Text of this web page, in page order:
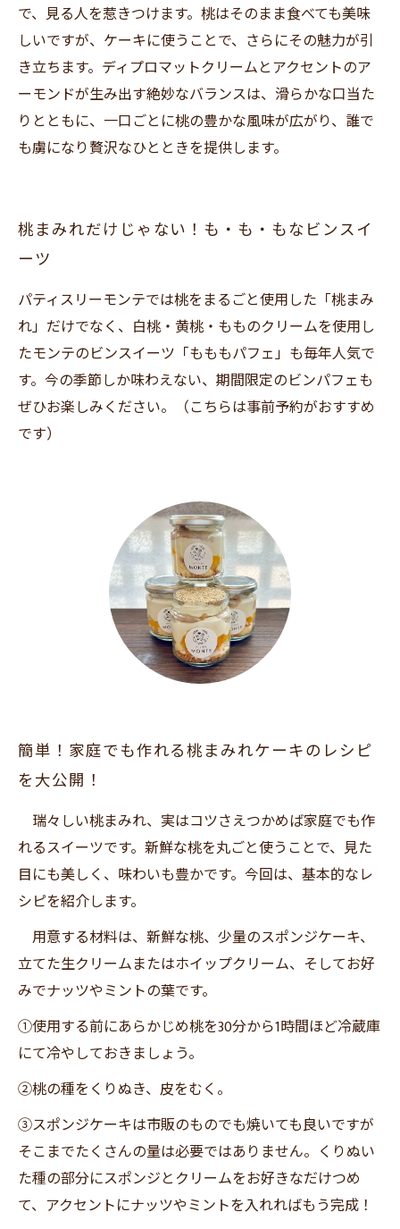
で、見る人を惹きつけます。桃はそのまま食べても美味
しいですが、ケーキに使うことで、さらにその魅力が引
き立ちます。ディプロマットクリームとアクセントのア
ーモンドが生み出す絶妙なバランスは、滑らかな口当た
りとともに、一口ごとに桃の豊かな風味が広がり、誰で
も虜になり贅沢なひとときを提供します。
桃まみれだけじゃない！も・も・もなビンスイ
ーツ
パティスリーモンテでは桃をまるごと使用した「桃まみ
れ」だけでなく、白桃・黄桃・もものクリームを使用し
たモンテのビンスイーツ「もももパフェ」も毎年人気で
す。今の季節しか味わえない、期間限定のビンパフェも
ぜひお楽しみください。（こちらは事前予約がおすすめ
です）
簡単！家庭でも作れる桃まみれケーキのレシピ
を大公開！
瑞々しい桃まみれ、実はコツさえつかめば家庭でも作
れるスイーツです。新鮮な桃を丸ごと使うことで、見た
目にも美しく、味わいも豊かです。今回は、基本的なレ
シピを紹介します。
用意する材料は、新鮮な桃、少量のスポンジケーキ、
立てた生クリームまたはホイップクリーム、そしてお好
みでナッツやミントの葉です。
①使用する前にあらかじめ桃を30分から1時間ほど冷蔵庫
にて冷やしておきましょう。
②桃の種をくりぬき、皮をむく。
③スポンジケーキは市販のものでも焼いても良いですが
そこまでたくさんの量は必要ではありません。くりぬい
た種の部分にスポンジとクリームをお好きなだけつめ
て、アクセントにナッツやミントを入れればもう完成！